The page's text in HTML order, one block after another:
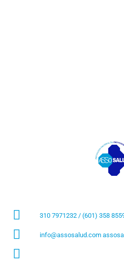
310 7971232 / (601) 358
info@assosalud.com